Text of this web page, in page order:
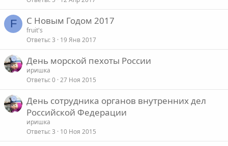
F С Новым Годом 2017
fruit's
Ответы 3 19 Янв 2017
День морской пехоты России
иришка
Ответы 0 27 Ноя 2015
День сотрудника органов внутренних дел
Российской Федерации
иришка
Ответы 3 10 Ноя 2015